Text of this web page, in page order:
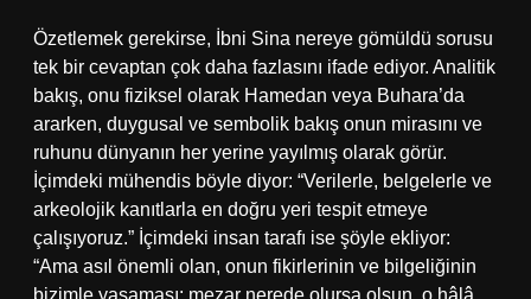
Özetlemek gerekirse, İbni Sina nereye gömüldü sorusu
tek bir cevaptan çok daha fazlasını ifade ediyor. Analitik
bakış, onu fiziksel olarak Hamedan veya Buhara’da
ararken, duygusal ve sembolik bakış onun mirasını ve
ruhunu dünyanın her yerine yayılmış olarak görür.
İçimdeki mühendis böyle diyor: “Verilerle, belgelerle ve
arkeolojik kanıtlarla en doğru yeri tespit etmeye
çalışıyoruz.” İçimdeki insan tarafı ise şöyle ekliyor:
“Ama asıl önemli olan, onun fikirlerinin ve bilgeliğinin
bizimle yaşaması; mezar nerede olursa olsun, o hâlâ